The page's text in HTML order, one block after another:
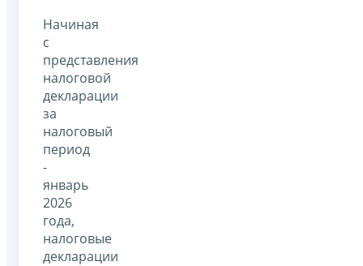
Начиная
с
представления
налоговой
декларации
за
налоговый
период
-
январь
2026
года,
налоговые
декларации